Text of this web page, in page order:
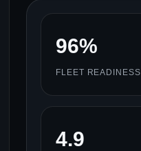
96%
FLEET READINESS
4.9